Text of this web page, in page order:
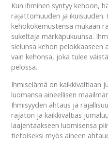
Kun ihminen syntyy kehoon,
rajattomuuden ja ikuisuuden.
kehokokemustensa mukaan
sukeltaja märkäpukuunsa.
sielunsa kehon
vain kehonsa, joka tulee
pelossa.
Ihmiselämä on kaikkivaltiaan
luomansa aineellisen
Ihmisyyden ahtaus ja
rajaton ja kaikkivaltias
laajentaakseen luomisensa
tietoiseksi myös aineen